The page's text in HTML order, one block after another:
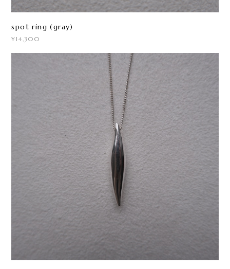
spot ring (gray)
¥14,300